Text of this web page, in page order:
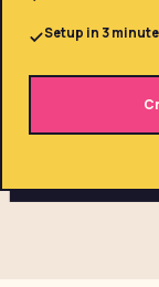
Setup in 3